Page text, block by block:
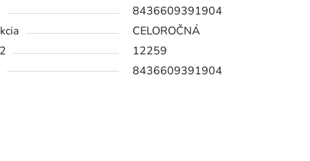
8436609391904
CELOROČNÁ
12259
8436609391904